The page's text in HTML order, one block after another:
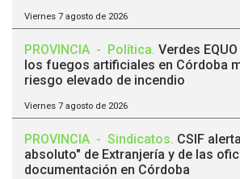
Viernes 7 agosto de 2026
PROVINCIA - Política. Verdes
los fuegos artificiales en Córdoba
riesgo elevado de incendio
Viernes 7 agosto de 2026
PROVINCIA - Sindicatos. CSIF
absoluto" de Extranjería y de las
documentación en Córdoba